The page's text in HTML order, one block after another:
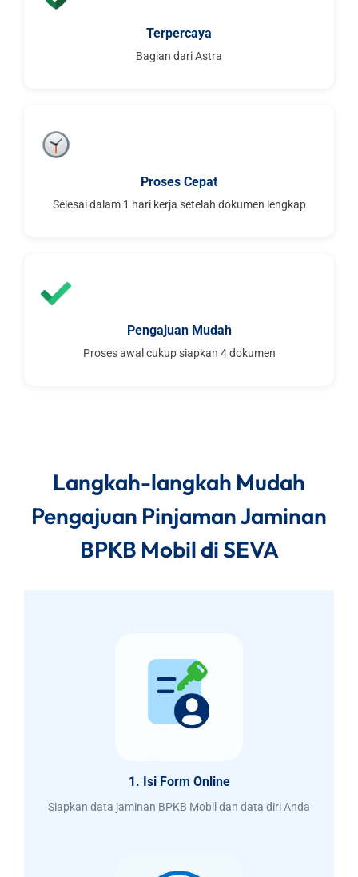
Terpercaya
Bagian dari Astra
Proses Cepat
Selesai dalam 1 hari kerja setelah dokumen lengkap
Pengajuan Mudah
Proses awal cukup siapkan 4 dokumen
Langkah-langkah Mudah
Pengajuan Pinjaman Jaminan
BPKB Mobil di SEVA
1. Isi Form Online
Siapkan data jaminan BPKB Mobil dan data diri Anda